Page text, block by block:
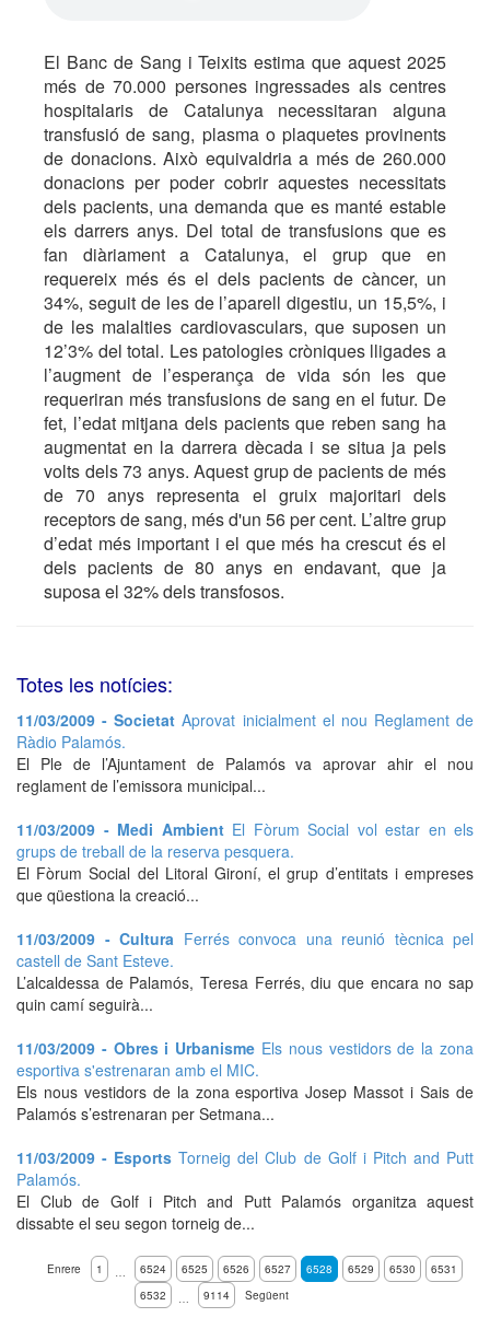
El Banc de Sang i Teixits estima que aquest 2025
més de 70.000 persones ingressades als centres
hospitalaris de Catalunya necessitaran alguna
transfusió de sang, plasma o plaquetes provinents
de donacions. Això equivaldria a més de 260.000
donacions per poder cobrir aquestes necessitats
dels pacients, una demanda que es manté estable
els darrers anys. Del total de transfusions que es
fan diàriament a Catalunya, el grup que en
requereix més és el dels pacients de càncer, un
34%, seguit de les de l’aparell digestiu, un 15,5%, i
de les malalties cardiovasculars, que suposen un
12’3% del total. Les patologies cròniques lligades a
l’augment de l’esperança de vida són les que
requeriran més transfusions de sang en el futur. De
fet, l’edat mitjana dels pacients que reben sang ha
augmentat en la darrera dècada i se situa ja pels
volts dels 73 anys. Aquest grup de pacients de més
de 70 anys representa el gruix majoritari dels
receptors de sang, més d'un 56 per cent. L’altre grup
d’edat més important i el que més ha crescut és el
dels pacients de 80 anys en endavant, que ja
suposa el 32% dels transfosos.
Totes les notícies:
11/03/2009 - SocietatAprovat inicialment el nou Reglament de
Ràdio Palamós.
El Ple de l’Ajuntament de Palamós va aprovar ahir el nou
reglament de l’emissora municipal...
11/03/2009 - Medi Ambient El Fòrum Social vol estar en els
grups de treball de la reserva pesquera.
El Fòrum Social del Litoral Gironí, el grup d’entitats i empreses
que qüestiona la creació...
11/03/2009 - Cultura Ferrés convoca una reunió tècnica pel
castell de Sant Esteve.
L’alcaldessa de Palamós, Teresa Ferrés, diu que encara no sap
quin camí seguirà...
11/03/2009 - Obres i Urbanisme Els nous vestidors de la zona
esportiva s'estrenaran amb el MIC.
Els nous vestidors de la zona esportiva Josep Massot i Sais de
Palamós s’estrenaran per Setmana...
11/03/2009 - EsportsTorneig del Club de Golf i Pitch and Putt
Palamós.
El Club de Golf i Pitch and Putt Palamós organitza aquest
dissabte el seu segon torneig de...
Enrere 1 … 6524 6525 6526 6527 6528 6529 6530
6531
6532
… 9114 Següent